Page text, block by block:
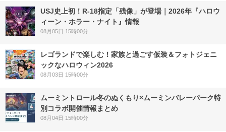
USJ史上初！R-18指定「残像」が登場｜2026年『ハロウ
ィーン・ホラー・ナイト』情報
08月05日 15時00分
レゴランドで楽しむ！家族と過ごす仮装＆フォトジェニ
ックなハロウィン2026
08月03日 15時00分
ムーミントロール冬のぬくもり×ムーミンバレーパーク特
別コラボ開催情報まとめ
08月04日 15時00分